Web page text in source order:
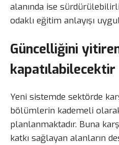
alanında ise
odaklı eğitim anlayışı
Güncelliğini
kapatılabilecektir
Yeni sistemde sektörde
bölümlerin kademeli
planlanmaktadır. Buna
katkı sağlayan alanların